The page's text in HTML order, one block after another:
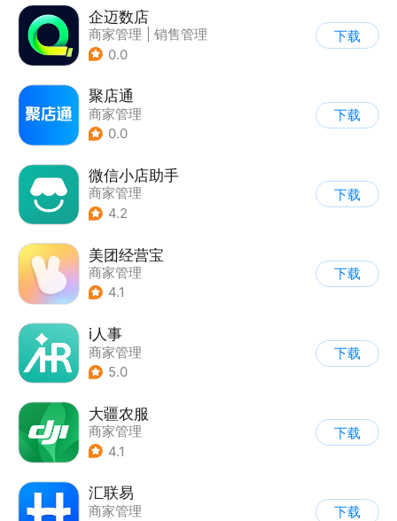
企迈数店
商家管理
销售管理
0.0
下载
聚店通
商家管理
0.0
下载
微信小店助手
商家管理
4.2
下载
美团经营宝
商家管理
4.1
下载
i人事
商家管理
5.0
下载
大疆农服
商家管理
4.1
下载
汇联易
商家管理
下载